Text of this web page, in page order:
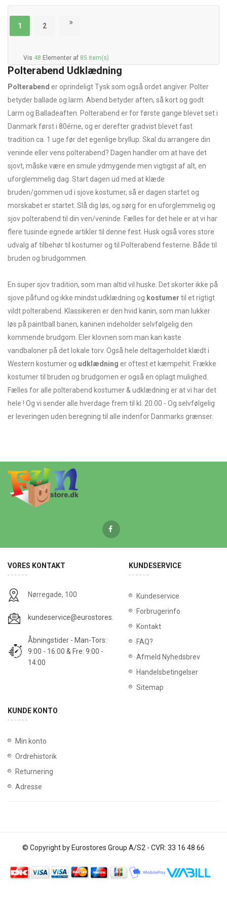
1 2
Vis 48 Elementer af 85 item(s)
Polterabend Udklædning
Polterabend er oprindeligt Tysk som også ordet angiver. Polter
betyder ballade og larm. Abend betyder aften, så kort og godt
Larm og Balladeaften. Polterabend er for første gange blevet set i
Danmark først i 80érne, og er derefter gradvist blevet fast
tradition ca. 1 uge før det egenlige bryllup. Skal du arrangere din
veninde eller vens polterabend? Dagen handler om at have det
sjovt, måske være en smule ydmygende men vigtigst af alt, en
uforglemmelig dag. Start dagen ud med at klæde
bruden/gommen ud i sjove kostumer, så er dagen startet og
morskabet er startet. Slå dig løs, og sørg for en uforglemmelig og
sjov polterabend til din ven/veninde. Fælles for det hele er at vi har
flere tusinde egnede artikler til denne fest. Husk også vores store
udvalg af tilbehør til kostumer og til Polterabend festerne. Både til
bruden og brudgommen.
En super sjov tradition, som man altid vil huske. Det skorter ikke på
sjove påfund og ikke mindst udklædning og kostumer til et rigtigt
vildt polterabend. Klassikeren er den hvid kanin, som man lukker
løs på paintball banen, kaninen indeholder selvfølgelig den
kommende brudgom. Eler klovnen som man kan kaste
vandbaloner på det lokale torv. Også hele deltagerholdet klædt i
Western kostumer og udklædning er oftest et kæmpehit. Frække
kostumer til bruden og brudgomen er også en oplagt mulighed.
Fælles for alle polterabend kostumer & udklædning er at vi har det
hele ! Og vi sender alle hverdage frem til kl. 20.00 - Og selvfølgelig
er leveringen uden beregning til alle indenfor Danmarks grænser.
VORES KONTAKT
Nørregade, 100
kundeservice@eurostores.dk
Åbningstider - Man-Tors:
9:00 - 16:00 & Fre: 9:00 -
14:00
KUNDESERVICE
Kundeservice
Forbrugerinfo
Kontakt
FAQ?
Afmeld Nyhedsbrev
Handelsbetingelser
Sitemap
KUNDE KONTO
Min konto
Ordrehistorik
Returnering
Adresse
© Copyright by Eurostores Group A/S2 - CVR: 33 16 48 66